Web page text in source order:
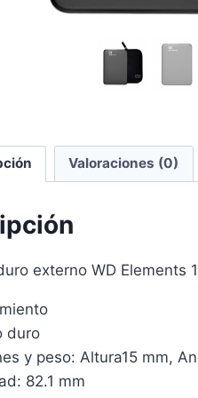
Valoraciones (0)
externo WD Elements
duro
y peso: Altura15 mm,
82.1 mm